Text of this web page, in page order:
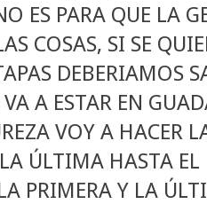
ES PARA QUE LA
COSAS, SI SE
DEBERIAMOS
A ESTAR EN
VOY A HACER
LA ÚLTIMA HASTA
PRIMERA Y LA